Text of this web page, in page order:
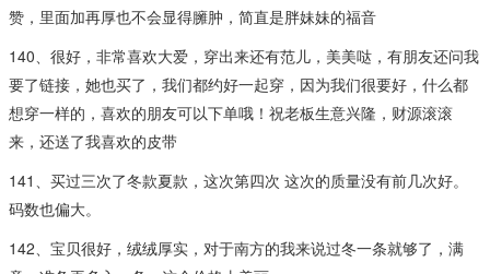
赞，里面加再厚也不会显得臃肿，简直是胖妹妹的福音
140、很好，非常喜欢大爱，穿出来还有范儿，美美哒，有朋友还问我
要了链接，她也买了，我们都约好一起穿，因为我们很要好，什么都
想穿一样的，喜欢的朋友可以下单哦！祝老板生意兴隆，财源滚滚
来，还送了我喜欢的皮带
141、买过三次了冬款夏款，这次第四次 这次的质量没有前几次好。
码数也偏大。
142、宝贝很好，绒绒厚实，对于南方的我来说过冬一条就够了，满